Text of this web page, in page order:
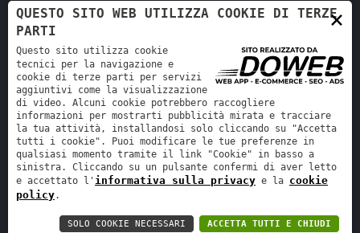
Retro Ricambi srl - REA VR-423294 - Cap. sociale interamente
versato 12.000 €
Informativa sulla privacy -Cookie policy
×
QUESTO SITO WEB UTILIZZA COOKIE DI TERZE
PARTI
Questo sito utilizza cookie
tecnici per la navigazione e
cookie di terze parti per servizi
aggiuntivi come la visualizzazione
di video. Alcuni cookie potrebbero raccogliere
informazioni per mostrarti pubblicità mirata e tracciare
la tua attività, installandosi solo cliccando su "Accetta
tutti i cookie". Puoi modificare le tue preferenze in
qualsiasi momento tramite il link "Cookie" in basso a
sinistra. Cliccando su un pulsante confermi di aver letto
e accettato l' informativa sulla privacy e la cookie
policy.
ACCETTA TUTTI E CHIUDI
SOLO COOKIE NECESSARI